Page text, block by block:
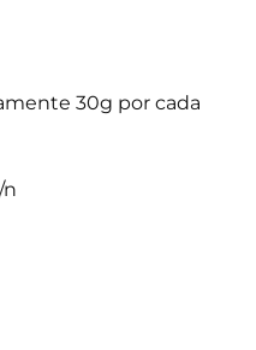
30g por cada
n